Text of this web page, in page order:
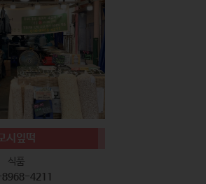
시잎떡
식품
4211